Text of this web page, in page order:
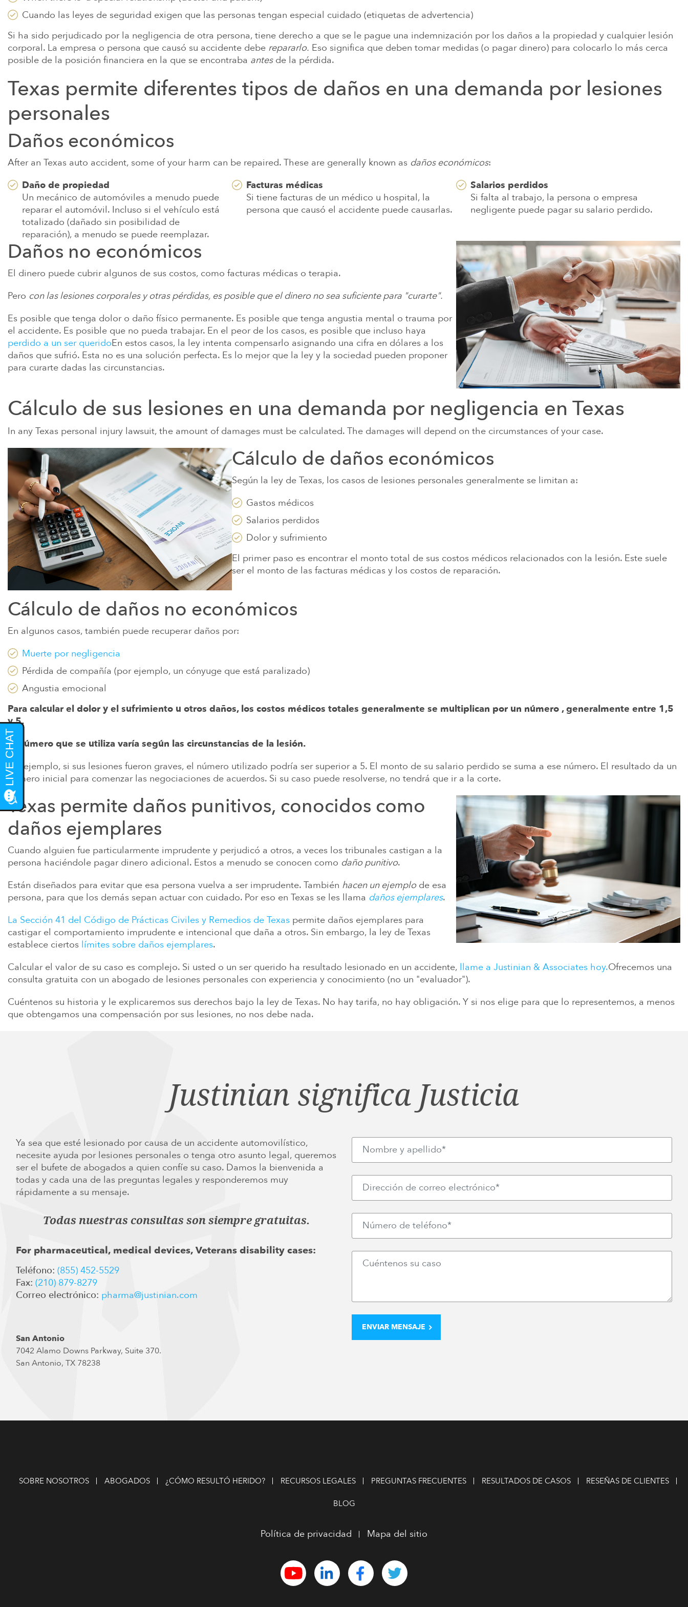
TRABAJAR CON OTROS ABOGADOS
Nuestro único objetivo es la justicia para nuestros clientes
lo que sea que eso signifique para ellos.
SEGURO PARA INQUILINOS Y LEY ESTATAL DE
TEXAS
RECLAMACIONES DE AUTISMO CAUSADO POR
METALES PESADOS EN LOS ALIMENTOS PARA
BEBÉS
ENFERMEDAD DE LA GUERRA DEL GOLFO Y
DISCAPACIDAD DE LOS VETERANOS
Ofrecemos recursos legales y autoayuda
para aquellos que han resultado lesionados.
Cuando las leyes de seguridad exigen que las personas tengan especial cuidado (etiquetas de advertencia)
Si ha sido perjudicado por la negligencia de otra persona, tiene derecho a que se le pague una indemnización por los daños a la propiedad y cualquier lesión
corporal. La empresa o persona que causó su accidente debe repararlo. Eso significa que deben tomar medidas (o pagar dinero) para colocarlo lo más cerca
posible de la posición financiera en la que se encontraba antesde la pérdida.
Texas permite diferentes tipos de daños en una demanda por lesiones
personales
Daños económicos
After an Texas auto accident, some of your harm can be repaired. These are generally known as daños económicos:
Daño de propiedad
Un mecánico de automóviles a menudo puede
reparar el automóvil. Incluso si el vehículo está
totalizado (dañado sin posibilidad de
reparación), a menudo se puede reemplazar.
Facturas médicas
Si tiene facturas de un médico u hospital, la
persona que causó el accidente puede causarlas.
Salarios perdidos
Si falta al trabajo, la persona o empresa
negligente puede pagar su salario perdido.
Daños no económicos
El dinero puede cubrir algunos de sus costos, como facturas médicas o terapia.
Pero con las lesiones corporales y otras pérdidas, es posible que el dinero no sea suficiente para "curarte".
Es posible que tenga dolor o daño físico permanente. Es posible que tenga angustia mental o trauma por
el accidente. Es posible que no pueda trabajar. En el peor de los casos, es posible que incluso haya
perdido a un ser queridoEn estos casos, la ley intenta compensarlo asignando una cifra en dólares a los
daños que sufrió. Esta no es una solución perfecta. Es lo mejor que la ley y la sociedad pueden proponer
para curarte dadas las circunstancias.
Cálculo de sus lesiones en una demanda por negligencia en Texas
In any Texas personal injury lawsuit, the amount of damages must be calculated. The damages will depend on the circumstances of your case.
Cálculo de daños económicos
Según la ley de Texas, los casos de lesiones personales generalmente se limitan a:
Gastos médicos
Salarios perdidos
Dolor y sufrimiento
El primer paso es encontrar el monto total de sus costos médicos relacionados con la lesión. Este suele
ser el monto de las facturas médicas y los costos de reparación.
Cálculo de daños no económicos
En algunos casos, también puede recuperar daños por:
Muerte por negligencia
Pérdida de compañía (por ejemplo, un cónyuge que está paralizado)
Angustia emocional
Para calcular el dolor y el sufrimiento u otros daños, los costos médicos totales generalmente se multiplican por un número , generalmente entre 1,5
y 5.
El número que se utiliza varía según las circunstancias de la lesión.
Por ejemplo, si sus lesiones fueron graves, el número utilizado podría ser superior a 5. El monto de su salario perdido se suma a ese número. El resultado da un
número inicial para comenzar las negociaciones de acuerdos. Si su caso puede resolverse, no tendrá que ir a la corte.
Texas permite daños punitivos, conocidos como
daños ejemplares
Cuando alguien fue particularmente imprudente y perjudicó a otros, a veces los tribunales castigan a la
persona haciéndole pagar dinero adicional. Estos a menudo se conocen como daño punitivo.
Están diseñados para evitar que esa persona vuelva a ser imprudente. También hacen un ejemplode esa
persona, para que los demás sepan actuar con cuidado. Por eso en Texas se les llama daños ejemplares.
La Sección 41 del Código de Prácticas Civiles y Remedios de Texas permite daños ejemplares para
castigar el comportamiento imprudente e intencional que daña a otros. Sin embargo, la ley de Texas
establece ciertos límites sobre daños ejemplares.
Calcular el valor de su caso es complejo. Si usted o un ser querido ha resultado lesionado en un accidente, llame a Justinian & Associates hoy.Ofrecemos una
consulta gratuita con un abogado de lesiones personales con experiencia y conocimiento (no un "evaluador").
Cuéntenos su historia y le explicaremos sus derechos bajo la ley de Texas. No hay tarifa, no hay obligación. Y si nos elige para que lo representemos, a menos
que obtengamos una compensación por sus lesiones, no nos debe nada.
Justinian significa Justicia
Ya sea que esté lesionado por causa de un accidente automovilístico,
necesite ayuda por lesiones personales o tenga otro asunto legal, queremos
ser el bufete de abogados a quien confíe su caso. Damos la bienvenida a
todas y cada una de las preguntas legales y responderemos muy
rápidamente a su mensaje.
Todas nuestras consultas son siempre gratuitas.
For pharmaceutical, medical devices, Veterans disability cases:
Teléfono: (855) 452-5529
Fax: (210) 879-8279
Correo electrónico: pharma@justinian.com
San Antonio
7042 Alamo Downs Parkway, Suite 370.
San Antonio, TX 78238
SOBRE NOSOTROS ABOGADOS ¿CÓMO RESULTÓ HERIDO? RECURSOS LEGALES PREGUNTAS FRECUENTES RESULTADOS DE CASOS RESEÑAS DE CLIENTES
BLOG
Política de privacidad Mapa del sitio